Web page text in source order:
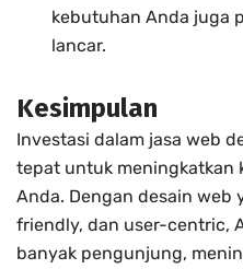
kebutuhan Anda juga
lancar.
Kesimpulan
Investasi dalam jasa web
tepat untuk meningkatkan
Anda. Dengan desain web
friendly, dan user-centric,
banyak pengunjung,